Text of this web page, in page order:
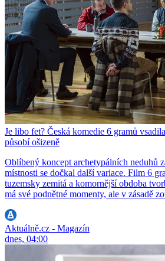
Je libo fet? Česká komedie 6 gramů
působí ošizeně
Oblíbený koncept archetypálních neduhů
místnosti se dočkal další variace. Film 6
tuzemsky zemitá a komornější obdoba
má své podnětné momenty, ale v zásadě
Aktuálně.cz - Magazín
dnes, 04:00